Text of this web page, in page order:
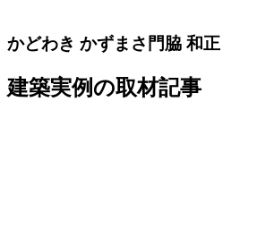
かどわき かずまさ 門脇 和正
建築実例の取材記事